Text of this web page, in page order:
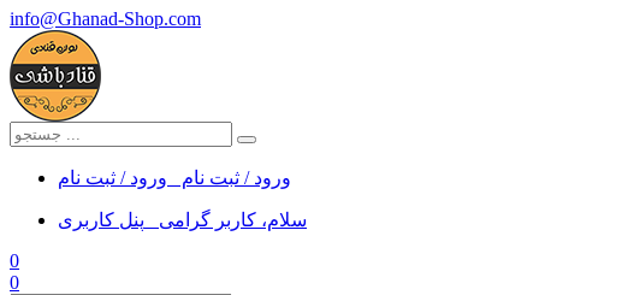
info@Ghanad-Shop.com
ورود / ثبت نام ورود / ثبت نام
سلام، کاربر گرامی
پنل کاربری
0
0